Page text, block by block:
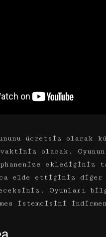
ücretsiz olarak
olacak.
eklediğiniz
elde ettiğiniz
Oyunları
istemcisini